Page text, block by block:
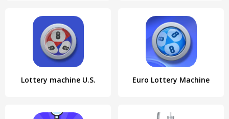
Lottery machine U.S. Euro Lottery Machine